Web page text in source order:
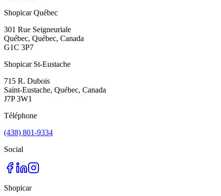
Shopicar Québec
301 Rue Seigneuriale
Québec, Québec, Canada
G1C 3P7
Shopicar St-Eustache
715 R. Dubois
Saint-Eustache, Québec, Canada
J7P 3W1
Téléphone
(438) 801-9334
Social
Shopicar